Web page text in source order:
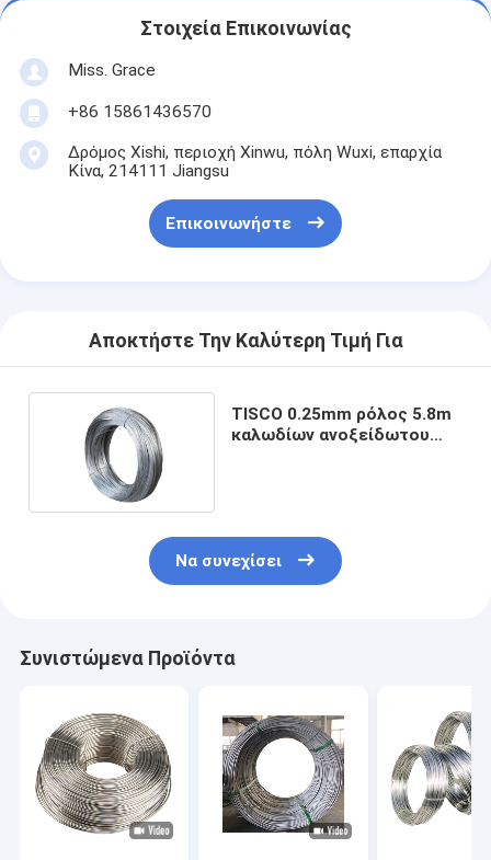
Στοιχεία Επικοινωνίας
Miss. Grace
+86 15861436570
Δρόμος Xishi, περιοχή Xinwu, πόλη Wuxi, επαρχία
Κίνα, 214111 Jiangsu
Επικοινωνήστε
Αποκτήστε Την Καλύτερη Τιμή Για
TISCO 0.25mm ρόλος 5.8m
καλωδίων ανοξείδωτου
Να συνεχίσει
Συνιστώμενα Προϊόντα